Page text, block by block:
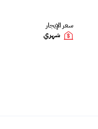
سعر الإيجار
شهري